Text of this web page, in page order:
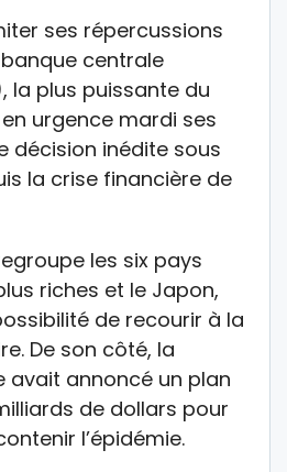
ses répercussions
centrale
la plus puissante du
urgence mardi ses
décision inédite sous
la crise financière de
les six pays
riches et le Japon,
de recourir à la
De son côté, la
avait annoncé un plan
de dollars pour
l’épidémie.